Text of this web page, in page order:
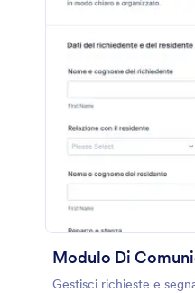
Gestisci richieste e